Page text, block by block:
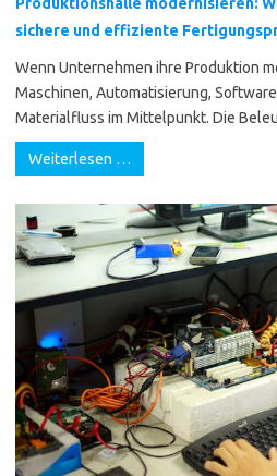
sichere und effiziente
Wenn Unternehmen ihre Produktion
Maschinen, Automatisierung,
Materialfluss im Mittelpunkt. Die
Weiterlesen …